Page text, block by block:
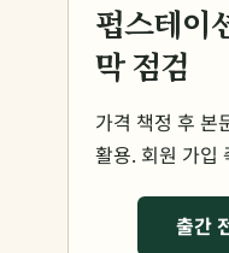
펍스테이
막 점검
가격 책정 후 본
활용. 회원 가입
출간